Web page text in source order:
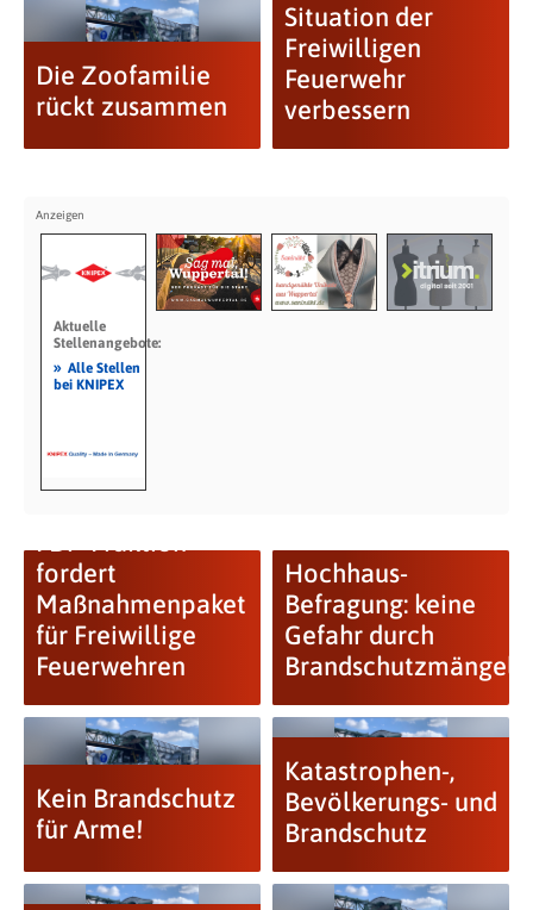
Die Zoofamilie
rückt zusammen
Situation der
Freiwilligen
Feuerwehr
verbessern
Aktuelle
Stellenangebote:
» Alle Stellen
bei KNIPEX
fordert
Maßnahmenpaket
für Freiwillige
Feuerwehren
Hochhaus-
Befragung: keine
Gefahr durch
Brandschutzmängel
Kein Brandschutz
für Arme!
Katastrophen-,
Bevölkerungs- und
Brandschutz